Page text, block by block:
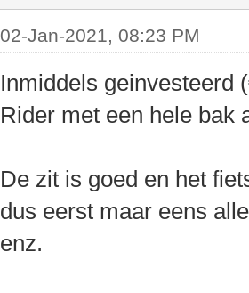
02-Jan-2021, 08:23 PM
Inmiddels geinvesteerd
Rider met een hele bak
De zit is goed en het
dus eerst maar eens
enz.